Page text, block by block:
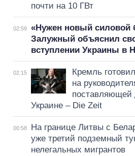
почти на 10 ГВт
02:59
«Нужен новый силовой
Залужный объяснил
вступлении Украины в
02:15
Кремль
на
поставляющей
Украине – Die Zeit
00:58
На границе Литвы с
уже третий подземный
нелегальных мигрантов